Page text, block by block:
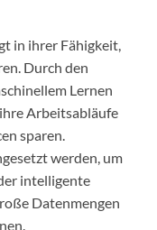
in ihrer Fähigkeit,
Durch den
Lernen
Arbeitsabläufe
sparen.
werden, um
intelligente
Datenmengen